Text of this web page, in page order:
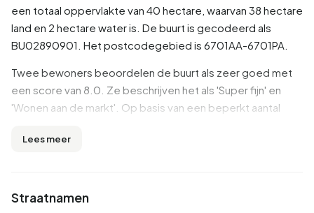
een totaal oppervlakte van 40 hectare, waarvan 38 hectare
land en 2 hectare water is. De buurt is gecodeerd als
BU02890901. Het postcodegebied is 6701AA-6701PA.
Twee bewoners beoordelen de buurt als zeer goed met
een score van 8.0. Ze beschrijven het als 'Super fijn' en
'Wonen aan de markt'. Op basis van een beperkt aantal
in deze buurt.
Binnenstad telt 3.350 inwoners. Hiervan is 48,2% man en
Lees meer
Straatnamen